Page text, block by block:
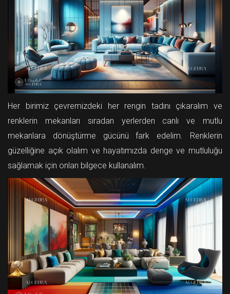
Her birimiz çevremizdeki her rengin tadını çıkaralım ve
renklerin mekanları sıradan yerlerden canlı ve mutlu
mekanlara dönüştürme gücünü fark edelim. Renklerin
güzelliğine açık olalım ve hayatımızda denge ve mutluluğu
sağlamak için onları bilgece kullanalım.